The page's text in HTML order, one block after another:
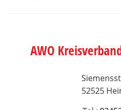
AWO
52525